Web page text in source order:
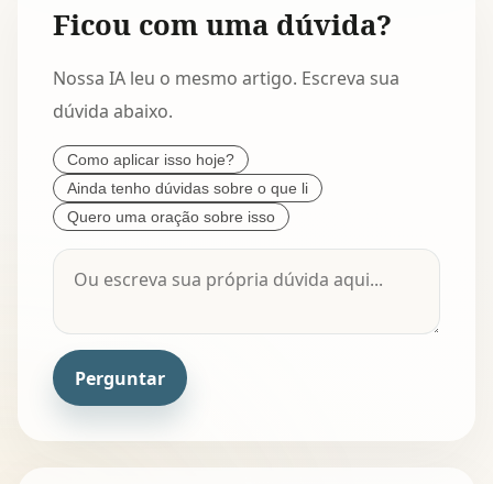
Ficou com uma dúvida?
Nossa IA leu o mesmo artigo. Escreva sua
dúvida abaixo.
Como aplicar isso hoje?
Ainda tenho dúvidas sobre o que li
Quero uma oração sobre isso
Perguntar